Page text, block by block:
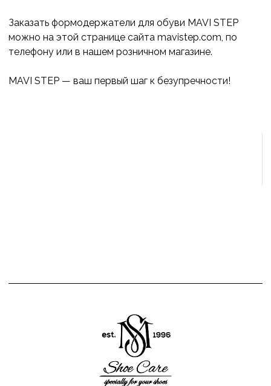
Заказать формодержатели для обуви MAVI STEP
можно на этой странице сайта mavistep.com, по
телефону или в нашем розничном магазине.
MAVI STEP — ваш первый шаг к безупречности!